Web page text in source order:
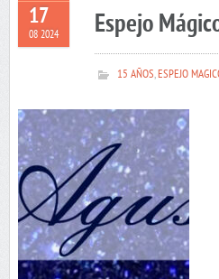
17
08 2024 Espejo
15 AÑOS,ESPEJO